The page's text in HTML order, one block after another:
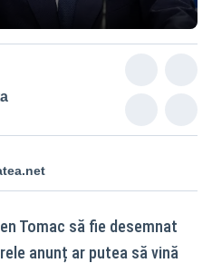
Tomac să fie desemnat
anunț ar putea să vină